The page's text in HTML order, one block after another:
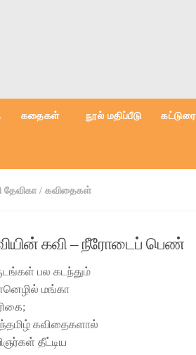
கதைகள் நூல் மதிப்பீடு கட்டுரை
தேவிகா / கவிதைகள்
கவி – நீரோடைப் பெண்
பல கடந்தும்
மங்கா
கவிதைகளால்
தீட்டிய